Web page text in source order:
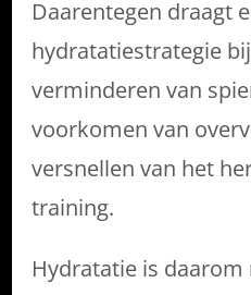
Daarentegen draagt
hydratatiestrategie
verminderen van
voorkomen van
versnellen van het
training.
Hydratatie is